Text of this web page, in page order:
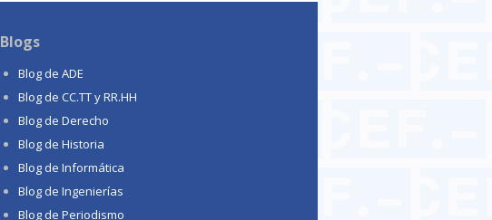
Blogs
Blog de ADE
Blog de CC.TT y RR.HH
Blog de Derecho
Blog de Historia
Blog de Informática
Blog de Ingenierías
Blog de Periodismo